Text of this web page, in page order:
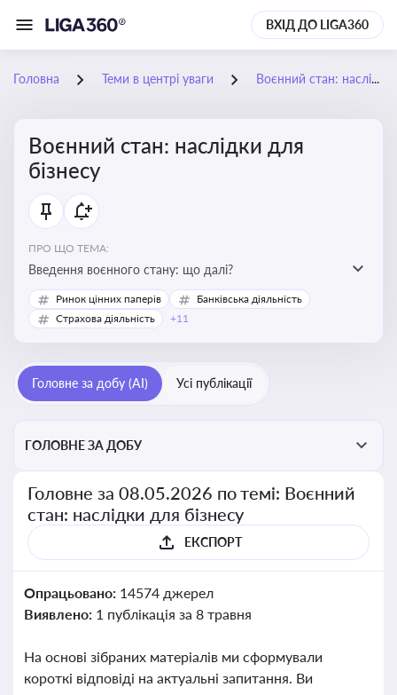
ВХІД ДО LIGA360
Головна Теми в центрі уваги Воєнний стан: наслідки для бізнесу
Воєнний стан: наслідки для
бізнесу
ПРО ЩО ТЕМА:
Введення воєнного стану: що далі?
Ринок цінних паперів
Банківська діяльність
Страхова діяльність
+11
Головне за добу (AI) Усі публікації
ГОЛОВНЕ ЗА ДОБУ
Головне за 08.05.2026 по темі: Воєнний
стан: наслідки для бізнесу
ЕКСПОРТ
Опрацьовано: 14574 джерел
Виявлено: 1 публікація за 8 травня
На основі зібраних матеріалів ми сформували
короткі відповіді на актуальні запитання. Ви